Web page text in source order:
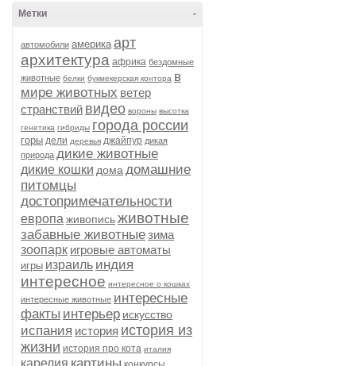
-
Метки
автомобили америка арт
архитектура африка бездомные
животные белки букмекерская контора в
мире животных ветер
странствий видео вороны высотка
генетика гибриды города россии
горы дели деревья джайпур дикая
природа дикие животные
дикие кошки дома домашние
питомцы
достопримечательности
европа живописьживотные
забавные животныезима
зоопарк игровые автоматы
игры израиль индия
интересное интересное о кошках
интересные животные интересные
факты интерьер искусство
испания история история из
жизни история про кота италия
карелия